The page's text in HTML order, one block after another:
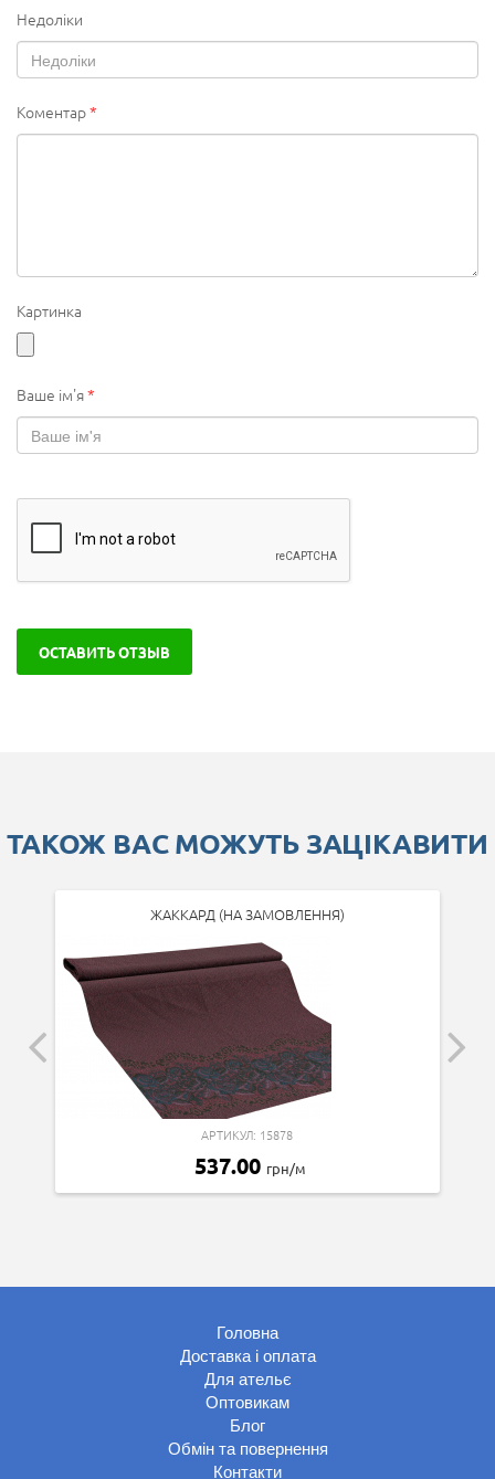
Недоліки
Коментар*
Картинка
Ваше ім'я*
ОСТАВИТЬ ОТЗЫВ
ТАКОЖ ВАС МОЖУТЬ ЗАЦІКАВИТИ
ЖАККАРД (НА ЗАМОВЛЕННЯ)
АРТИКУЛ: 15878
537.00 грн/м
Головна
Доставка і оплата
Для ательє
Оптовикам
Блог
Обмін та повернення
Контакти